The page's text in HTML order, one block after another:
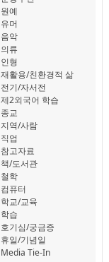
원예
유머
음악
의류
인형
재활용/친환경적 삶
전기/자서전
제2외국어 학습
종교
지역/사람
직업
참고자료
책/도서관
철학
컴퓨터
학교/교육
학습
호기심/궁금증
휴일/기념일
Media Tie-In